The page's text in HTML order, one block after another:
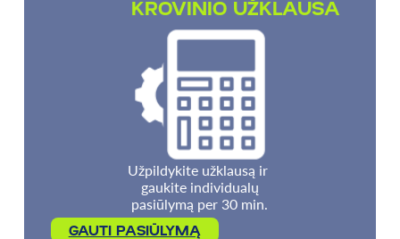
KROVINIO UŽKLAUSA
Užpildykite užklausą ir
gaukite individualų
pasiūlymą per 30 min.
GAUTI PASIŪLYMĄ